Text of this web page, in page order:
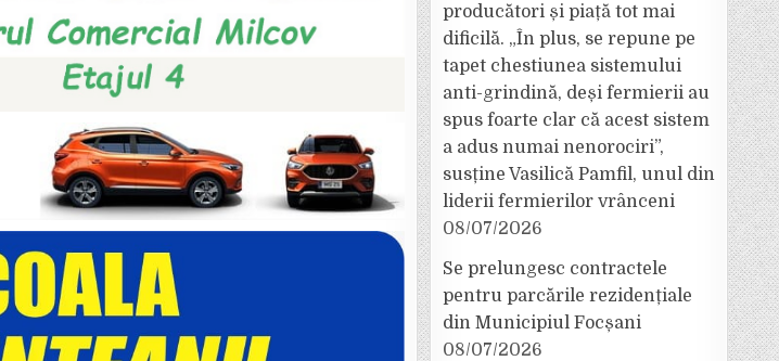
producători și piață tot mai
dificilă. „În plus, se repune pe
tapet chestiunea sistemului
anti-grindină, deși fermierii au
spus foarte clar că acest sistem
a adus numai nenorociri”,
susține Vasilică Pamfil, unul din
liderii fermierilor vrânceni
08/07/2026
Se prelungesc contractele
pentru parcările rezidențiale
din Municipiul Focșani
08/07/2026